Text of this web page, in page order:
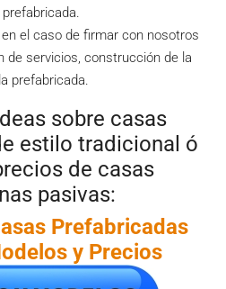
el caso de firmar con nosotros
de servicios, construcción de la
prefabricada.
sobre casas
estilo tradicional ó
de casas
pasivas:
Prefabricadas
y Precios